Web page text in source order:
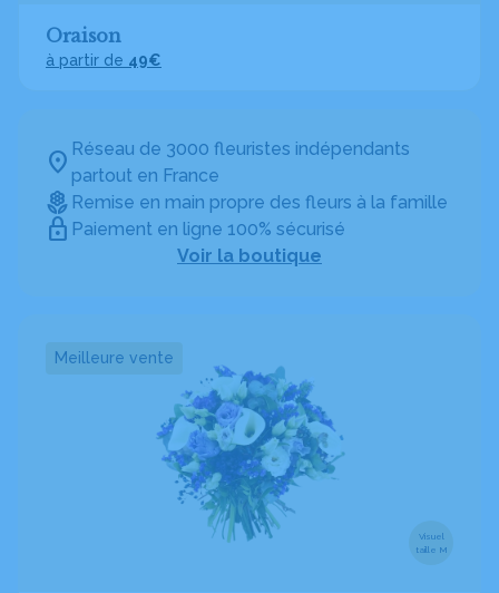
Réseau de 3000 fleuristes indépendants
partout en France
Remise en main propre des fleurs à la famille
Paiement en ligne 100% sécurisé
Voir la boutique
Oraison
à partir de 49€
Meilleure vente
Visuel
taille M